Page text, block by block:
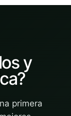
y
primera